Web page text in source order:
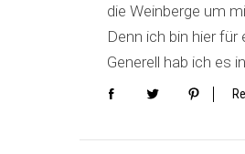
die Weinberge um
Denn ich bin hier
Generell hab ich es